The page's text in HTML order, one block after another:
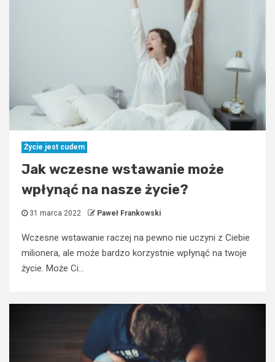
Życie jest cudem
Jak wczesne wstawanie może
wpłynąć na nasze życie?
31 marca 2022 Paweł Frankowski
Wczesne wstawanie raczej na pewno nie uczyni z Ciebie
milionera, ale może bardzo korzystnie wpłynąć na twoje
życie. Może Ci...